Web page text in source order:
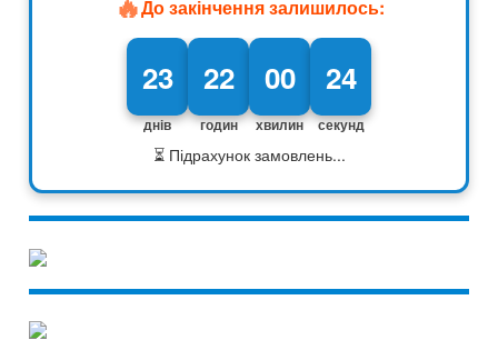
До закінчення залишилось:
23
днів
22
годин
00
хвилин
23
секунд
⏳ Підрахунок замовлень...